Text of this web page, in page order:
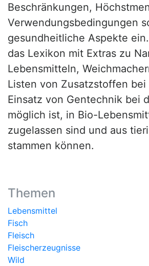
Beschränkungen,
Verwendungsbedingungen
gesundheitliche Aspekte
das Lexikon mit Extras zu
Lebensmitteln,
Listen von Zusatzstoffen bei
Einsatz von Gentechnik bei
möglich ist, in Bio-
zugelassen sind und aus
stammen können.
Themen
Lebensmittel
Fisch
Fleisch
Fleischerzeugnisse
Wild